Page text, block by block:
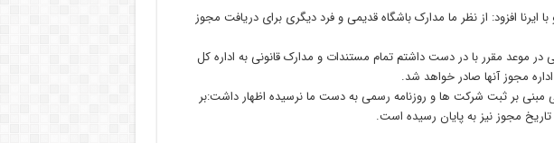
ایرنا افزود: از نظر ما مدارک باشگاه قدیمی و فرد دیگری برای دریافت مجوز
در موعد مقرر با در دست داشتم تمام مستندات و مدارک قانونی به اداره کل
مجوز آنها صادر خواهد شد.
مبنی بر ثبت شرکت ها و روزنامه رسمی به دست ما نرسیده اظهار داشت:بر
مجوز نیز به پایان رسیده است.